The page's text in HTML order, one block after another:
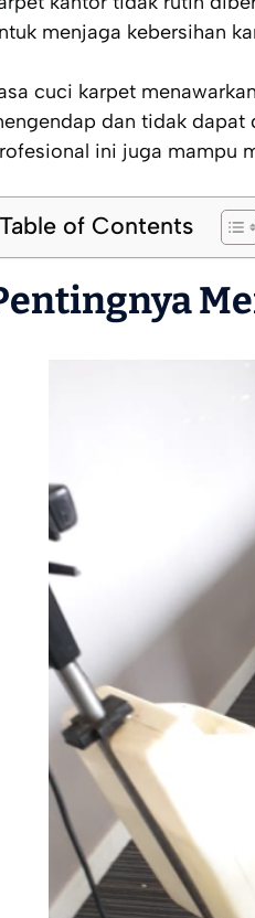
menjaga kebersihan
cuci karpet
dan tidak dapat
ini juga mampu
Table of Contents